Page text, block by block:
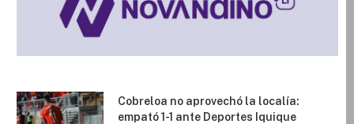
Cobreloa no aprovechó la localía:
empató 1-1 ante Deportes Iquique